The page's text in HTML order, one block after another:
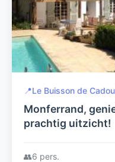
📍Le Buisson de
Monferrand,
prachtig uitzicht!
👥6 pers.